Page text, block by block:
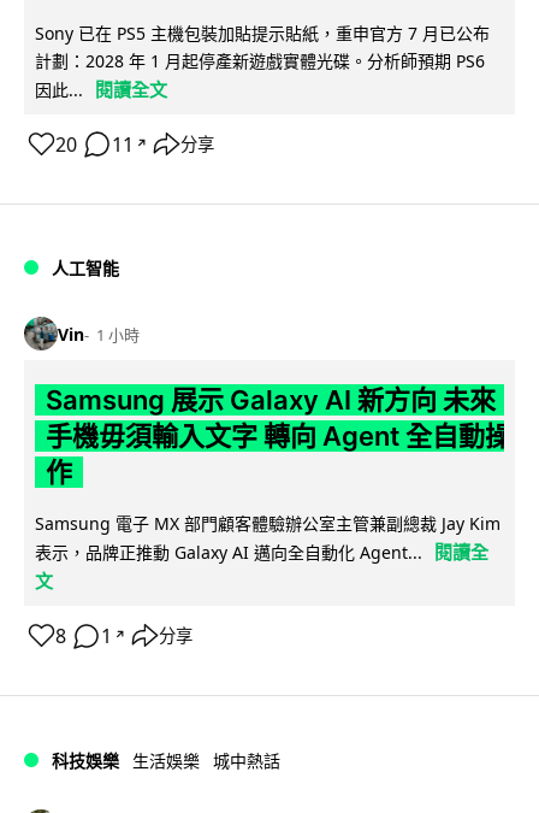
Sony 已在 PS5 主機包裝加貼提示貼紙，重申官方 7 月已公布
計劃：2028 年 1 月起停產新遊戲實體光碟。分析師預期 PS6
因此...
閱讀全文
20 11 ↗ 分享
人工智能
Vin 1 小時
Samsung 展示 Galaxy AI 新方向 未來
手機毋須輸入文字 轉向 Agent 全自動操
作
Samsung 電子 MX 部門顧客體驗辦公室主管兼副總裁 Jay Kim
表示，品牌正推動 Galaxy AI 邁向全自動化 Agent...
閱讀全
文
8 1 ↗ 分享
科技娛樂 生活娛樂 城中熱話